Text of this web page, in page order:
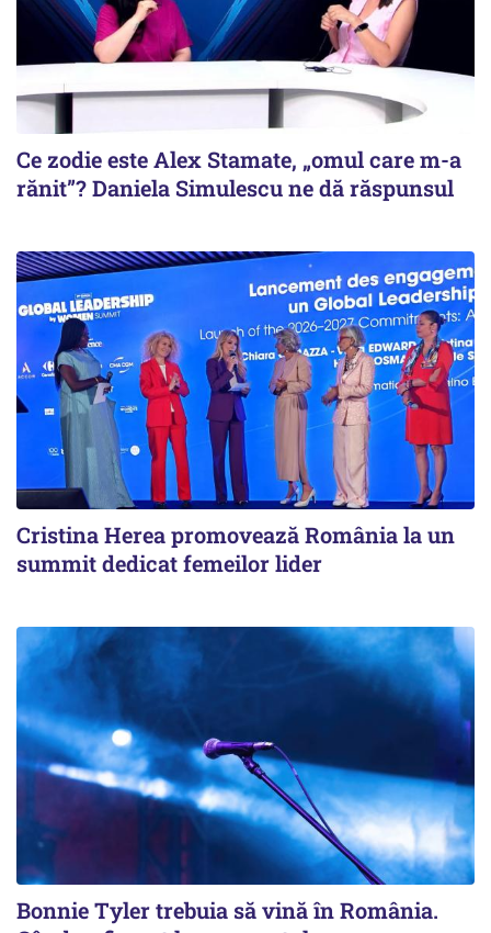
Ce zodie este Alex Stamate, „omul care m-a
rănit”? Daniela Simulescu ne dă răspunsul
Cristina Herea promovează România la un
summit dedicat femeilor lider
Bonnie Tyler trebuia să vină în România.